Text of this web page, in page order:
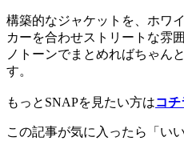
構築的なジャケットを、ホワ
カーを合わせストリートな雰
ノトーンでまとめればちゃん
す。
もっとSNAPを見たい方はコチ
この記事が気に入ったら「い